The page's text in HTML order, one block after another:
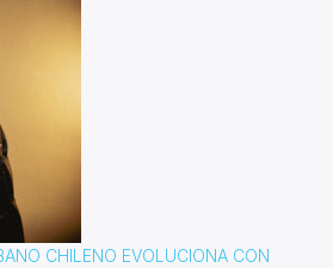
CHILENO EVOLUCIONA CON